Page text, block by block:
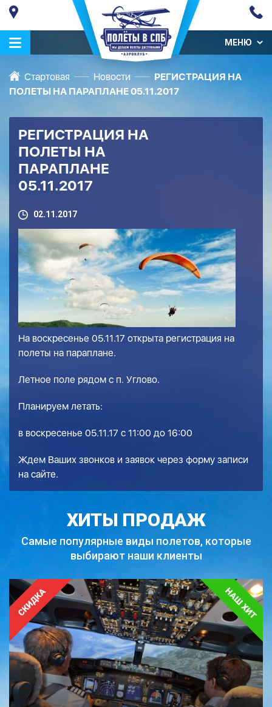
МЕНЮ
Стартовая Новости
РЕГИСТРАЦИЯ НА
ПОЛЕТЫ НА ПАРАПЛАНЕ 05.11.2017
РЕГИСТРАЦИЯ НА
ПОЛЕТЫ НА
ПАРАПЛАНЕ
05.11.2017
02.11.2017
На воскресенье 05.11.17 открыта регистрация на
полеты на параплане.
Летное поле рядом с п. Углово.
Планируем летать:
в воскресенье 05.11.17 с 11:00 до 16:00
Ждем Ваших звонков и заявок через форму записи
на сайте.
ХИТЫ ПРОДАЖ
Самые популярные виды полетов, которые
выбирают наши клиенты